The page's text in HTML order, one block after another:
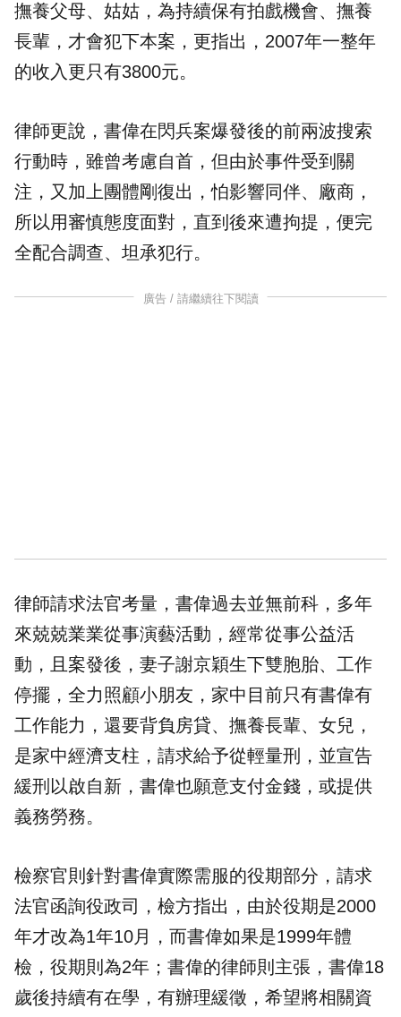
撫養父母、姑姑，為持續保有拍戲機會、撫養
長輩，才會犯下本案，更指出，2007年一整年
的收入更只有3800元。
律師更說，書偉在閃兵案爆發後的前兩波搜索
行動時，雖曾考慮自首，但由於事件受到關
注，又加上團體剛復出，怕影響同伴、廠商，
所以用審慎態度面對，直到後來遭拘提，便完
全配合調查、坦承犯行。
廣告 / 請繼續往下閱讀
律師請求法官考量，書偉過去並無前科，多年
來兢兢業業從事演藝活動，經常從事公益活
動，且案發後，妻子謝京穎生下雙胞胎、工作
停擺，全力照顧小朋友，家中目前只有書偉有
工作能力，還要背負房貸、撫養長輩、女兒，
是家中經濟支柱，請求給予從輕量刑，並宣告
緩刑以啟自新，書偉也願意支付金錢，或提供
義務勞務。
檢察官則針對書偉實際需服的役期部分，請求
法官函詢役政司，檢方指出，由於役期是2000
年才改為1年10月，而書偉如果是1999年體
檢，役期則為2年；書偉的律師則主張，書偉18
歲後持續有在學，有辦理緩徵，希望將相關資